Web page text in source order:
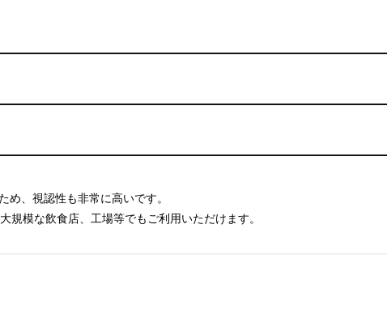
め、視認性も非常に高いです。
模な飲食店、工場等でもご利用いただけます。